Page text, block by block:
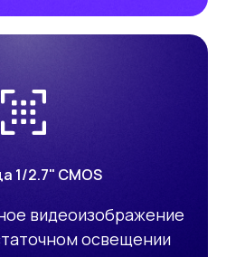
1/2.7" CMOS
видеоизображение
освещении